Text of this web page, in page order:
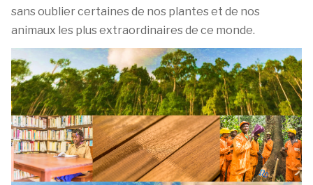
sans oublier certaines de nos plantes et de nos
animaux les plus extraordinaires de ce monde.